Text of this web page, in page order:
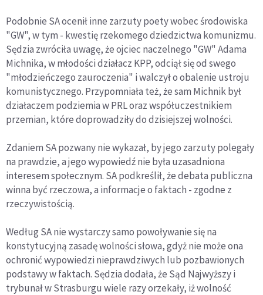
Podobnie SA ocenił inne zarzuty poety wobec środowiska
"GW", w tym - kwestię rzekomego dziedzictwa komunizmu.
Sędzia zwróciła uwagę, że ojciec naczelnego "GW" Adama
Michnika, w młodości działacz KPP, odciął się od swego
"młodzieńczego zauroczenia" i walczył o obalenie ustroju
komunistycznego. Przypomniała też, że sam Michnik był
działaczem podziemia w PRL oraz współuczestnikiem
przemian, które doprowadziły do dzisiejszej wolności.
Zdaniem SA pozwany nie wykazał, by jego zarzuty polegały
na prawdzie, a jego wypowiedź nie była uzasadniona
interesem społecznym. SA podkreślił, że debata publiczna
winna być rzeczowa, a informacje o faktach - zgodne z
rzeczywistością.
Według SA nie wystarczy samo powoływanie się na
konstytucyjną zasadę wolności słowa, gdyż nie może ona
ochronić wypowiedzi nieprawdziwych lub pozbawionych
podstawy w faktach. Sędzia dodała, że Sąd Najwyższy i
trybunał w Strasburgu wiele razy orzekały, iż wolność